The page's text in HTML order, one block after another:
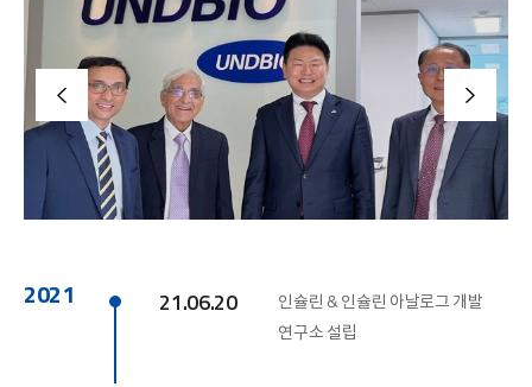
2021 21.06.20
인슐린 & 인슐린 아날로그 개발
연구소 설립